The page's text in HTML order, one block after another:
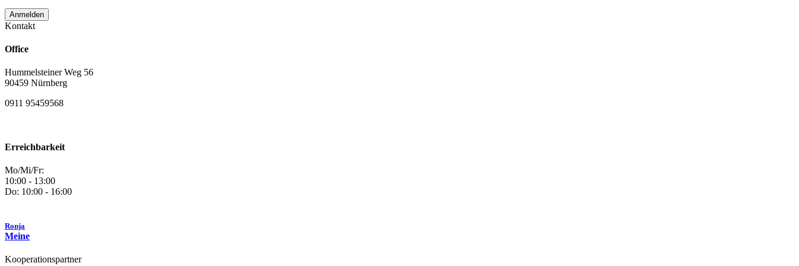
Kontakt
Office
Hummelsteiner Weg 56
90459 Nürnberg
0911 95459568
Erreichbarkeit
Mo/Mi/Fr:
10:00 - 13:00
Do: 10:00 - 16:00
Ronja
Meine
Kooperationspartner